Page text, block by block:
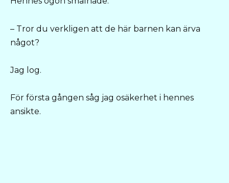
– Tror du verkligen att de här barnen kan ärva
något?
Jag log.
För första gången såg jag osäkerhet i hennes
ansikte.